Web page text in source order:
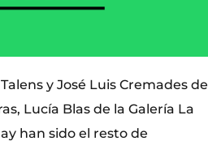
y José Luis Cremades de
Lucía Blas de la Galería La
han sido el resto de